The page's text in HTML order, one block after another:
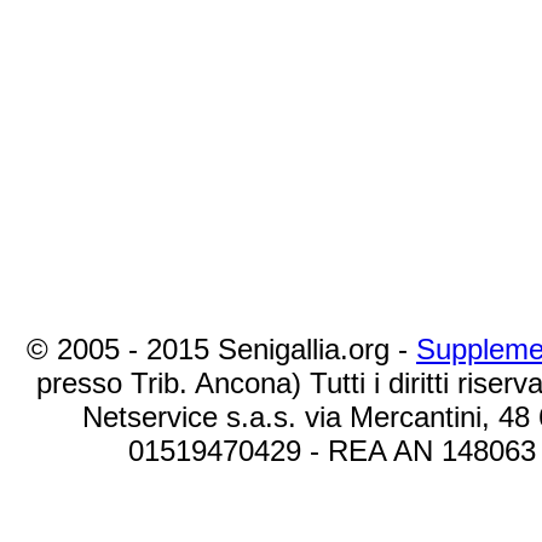
© 2005 - 2015 Senigallia.org -
presso Trib. Ancona) Tutti i diritti
Netservice s.a.s. via Mercantini,
01519470429 - REA AN